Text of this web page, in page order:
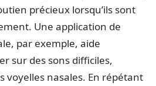
précieux lorsqu’ils sont
Une application de
par exemple, aide
sur des sons difficiles,
voyelles nasales. En répétant